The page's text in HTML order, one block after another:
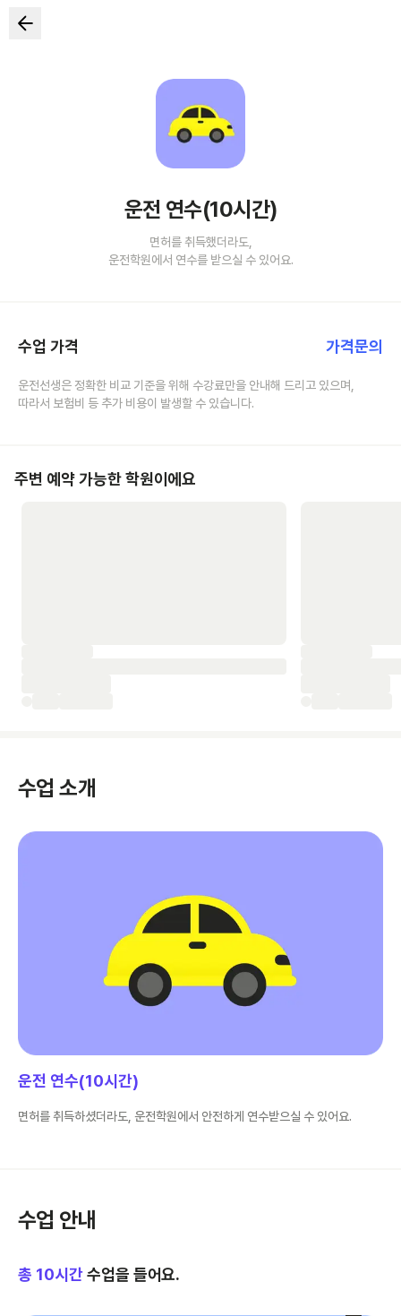
운전 연수(10시간)
면허를 취득했더라도,
운전학원에서 연수를 받으실 수 있어요.
수업 가격 가격문의
운전선생은 정확한 비교 기준을 위해 수강료만을 안내해 드리고 있으며,
따라서 보험비 등 추가 비용이 발생할 수 있습니다.
주변 예약 가능한 학원이에요
수업 소개
운전 연수(10시간)
면허를 취득하셨더라도, 운전학원에서 안전하게 연수받으실 수 있어요.
수업 안내
총 10시간 수업을 들어요.